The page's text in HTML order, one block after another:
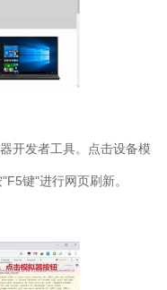
开发者工具。点击设备模
键"进行网页刷新。